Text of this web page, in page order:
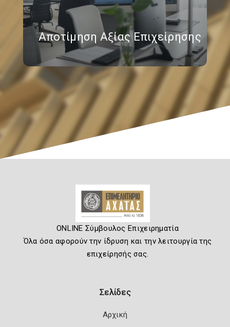
Αποτίμηση Αξίας Επιχείρησης
ONLINE Σύμβουλος Επιχειρηματία
Όλα όσα αφορούν την ίδρυση και την λειτουργία της
επιχείρησής σας.
Σελίδες
Αρχική